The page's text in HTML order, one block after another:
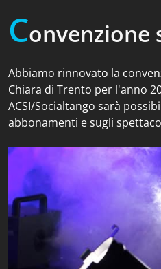
Convenzione
Abbiamo rinnovato la
Chiara di Trento per l'anno
ACSI/Socialtango sarà
abbonamenti e sugli